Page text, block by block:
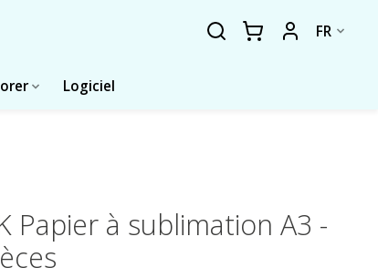
FR
Logiciel
Papier à sublimation A3 -